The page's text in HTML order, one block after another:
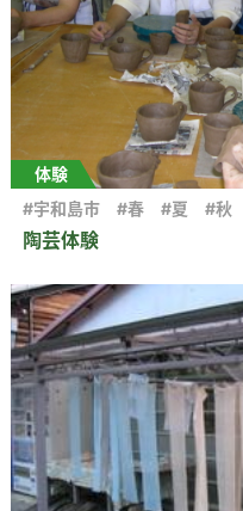
体験
陶芸体験
#宇和島市 #春 #夏 #秋